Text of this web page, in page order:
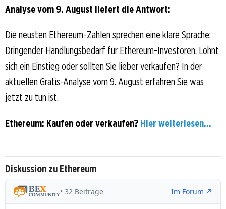
Analyse vom 9. August liefert die Antwort:
Die neusten Ethereum-Zahlen sprechen eine klare Sprache:
Dringender Handlungsbedarf für Ethereum-Investoren. Lohnt
sich ein Einstieg oder sollten Sie lieber verkaufen? In der
aktuellen Gratis-Analyse vom 9. August erfahren Sie was
jetzt zu tun ist.
Ethereum: Kaufen oder verkaufen? Hier weiterlesen...
Diskussion zu Ethereum